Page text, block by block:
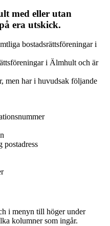
med eller utan
era utskick.
bostadsrättsföreningar i
i Älmhult och är
men har i huvudsak följande
postadress
i menyn till höger under
kolumner som ingår.